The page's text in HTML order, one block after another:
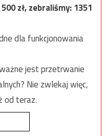
zł, zebraliśmy:1351
dla funkcjonowania
jest przetrwanie
Nie zwlekaj więc,
od teraz.